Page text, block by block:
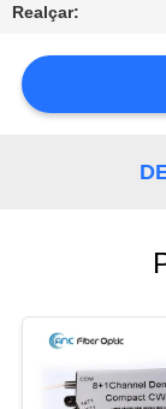
NOTÍCIA
CASOS
Realçar: